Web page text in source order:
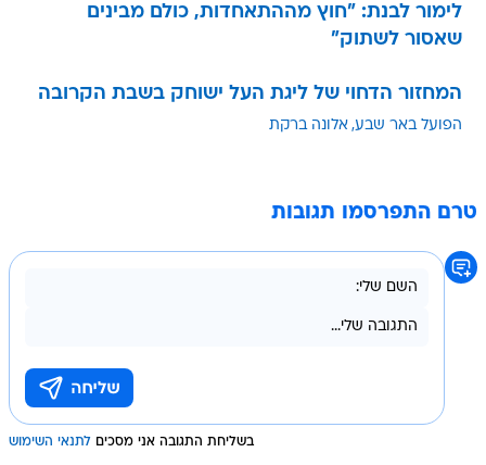
לימור לבנת: "חוץ מההתאחדות, כולם מבינים
שאסור לשתוק"
המחזור הדחוי של ליגת העל ישוחק בשבת הקרובה
הפועל באר שבע אלונה ברקת
טרם התפרסמו תגובות
בשליחת התגובה אני מסכים לתנאי השימוש